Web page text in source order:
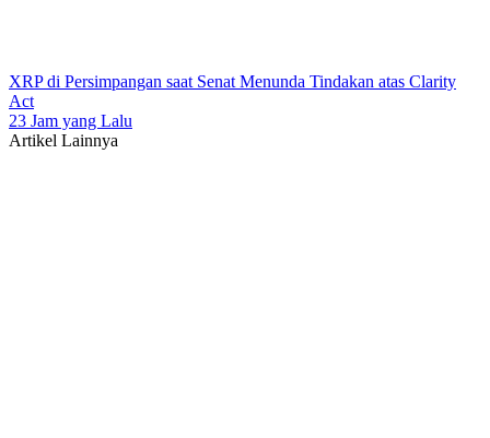
XRP di Persimpangan saat Senat Menunda Tindakan atas Clarity
Act
23 Jam yang Lalu
Artikel Lainnya